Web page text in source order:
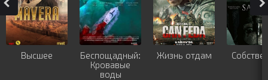
Высшее
Беспощадный:
Кровавые
воды
Жизнь отдам